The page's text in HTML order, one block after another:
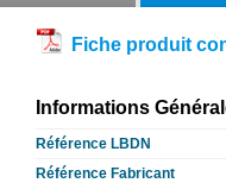
Fiche produit
Informations
Référence LBDN
Référence Fabricant